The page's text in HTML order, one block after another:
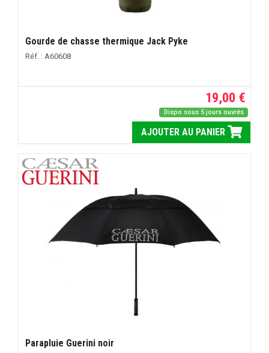
Gourde de chasse thermique Jack Pyke
Réf. : A60608
19,00 €
Dispo sous 5 jours ouvrés
AJOUTER AU PANIER
Parapluie Guerini noir